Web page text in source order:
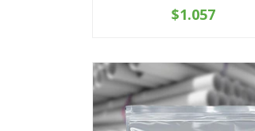
+
$1.057